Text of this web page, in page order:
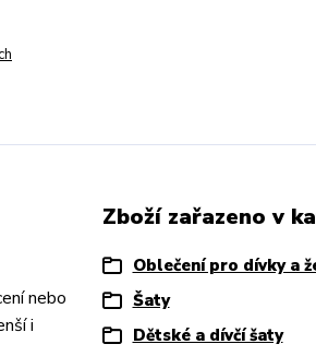
nebo
i
Zboží zařazeno v
Oblečení pro dívky a
Šaty
Dětské a dívčí šaty